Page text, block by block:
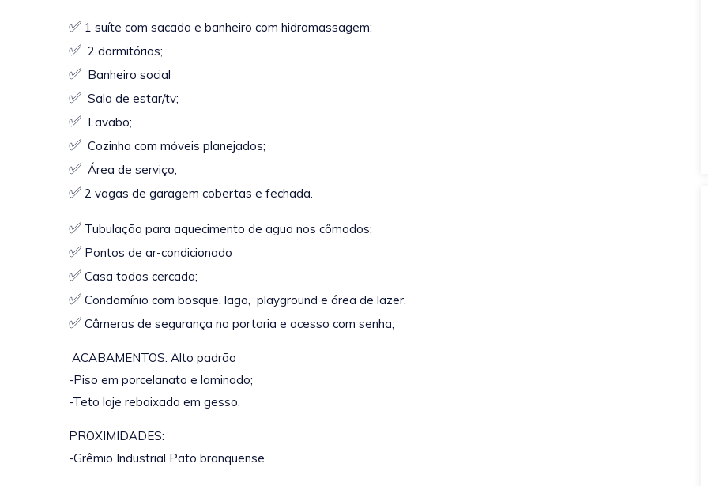
✅ 1 suíte com sacada e banheiro com hidromassagem;
✅ 2 dormitórios;
✅ Banheiro social
✅ Sala de estar/tv;
✅ Lavabo;
✅ Cozinha com móveis planejados;
✅ Área de serviço;
✅ 2 vagas de garagem cobertas e fechada.
✅ Tubulação para aquecimento de agua nos cômodos;
✅ Pontos de ar-condicionado
✅ Casa todos cercada;
✅ Condomínio com bosque, lago, playground e área de lazer.
✅ Câmeras de segurança na portaria e acesso com senha;
ACABAMENTOS: Alto padrão
-Piso em porcelanato e laminado;
-Teto laje rebaixada em gesso.
PROXIMIDADES:
-Grêmio Industrial Pato branquense